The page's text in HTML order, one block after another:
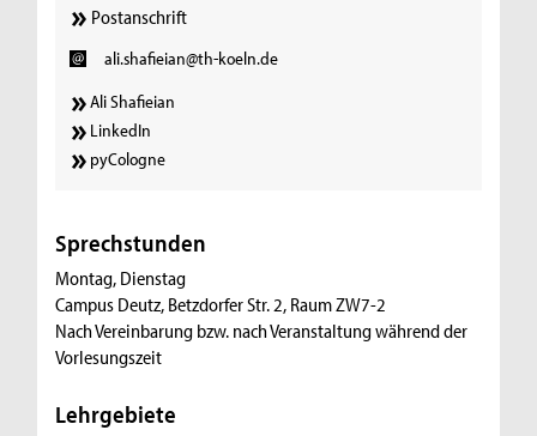
Postanschrift
ali.shafieian@th-koeln.de
Ali Shafieian
LinkedIn
pyCologne
Sprechstunden
Montag, Dienstag
Campus Deutz, Betzdorfer Str. 2, Raum ZW7-2
Nach Vereinbarung bzw. nach Veranstaltung während der
Vorlesungszeit
Lehrgebiete